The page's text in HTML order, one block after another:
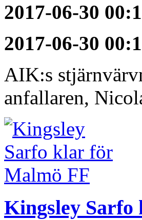
2017-06-30
2017-06-30
AIK:s
anfallaren,
Kingsley